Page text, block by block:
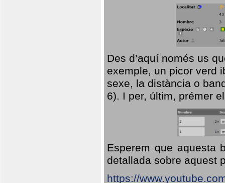
Des d’aquí només us
exemple, un picor verd
sexe, la distància o
6). I per, últim, prémer
Esperem que aquesta
detallada sobre aquest
https://